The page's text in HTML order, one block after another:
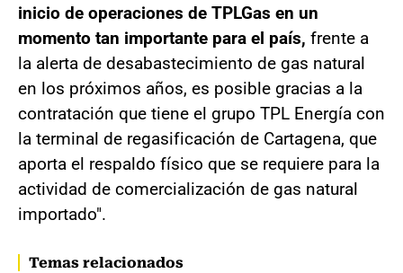
inicio de operaciones de TPLGas en un
momento tan importante para el país, frente a
la alerta de desabastecimiento de gas natural
en los próximos años, es posible gracias a la
contratación que tiene el grupo TPL Energía con
la terminal de regasificación de Cartagena, que
aporta el respaldo físico que se requiere para la
actividad de comercialización de gas natural
importado".
Temas relacionados